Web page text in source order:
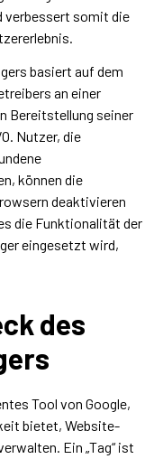
verbessert somit die
basiert auf dem
an einer
Bereitstellung seiner
Nutzer, die
können die
deaktivieren
die Funktionalität der
eingesetzt wird,
des
Tool von Google,
bietet, Website-
Ein „Tag“ ist